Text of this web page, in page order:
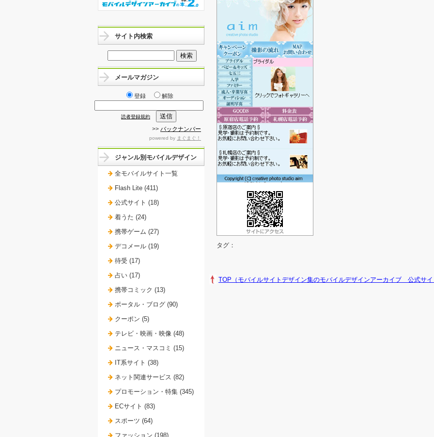
タグ：
TOP（モバイルサイトデザイン集のモバイルデザインアーカイブ 公式サイ
サイト内検索
メールマガジン
登録 解除
読者登録規約
>> バックナンバー
powered by まぐまぐ！
ジャンル別モバイルデザイン
全モバイルサイト一覧
Flash Lite (411)
公式サイト (18)
着うた (24)
携帯ゲーム (27)
デコメール (19)
待受 (17)
占い (17)
携帯コミック (13)
ポータル・ブログ (90)
クーポン (5)
テレビ・映画・映像 (48)
ニュース・マスコミ (15)
IT系サイト (38)
ネット関連サービス (82)
プロモーション・特集 (345)
ECサイト (83)
スポーツ (64)
ファッション (198)